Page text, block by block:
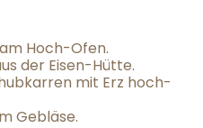
Hoch-Ofen.
der Eisen-Hütte.
mit Erz hoch-
Gebläse.